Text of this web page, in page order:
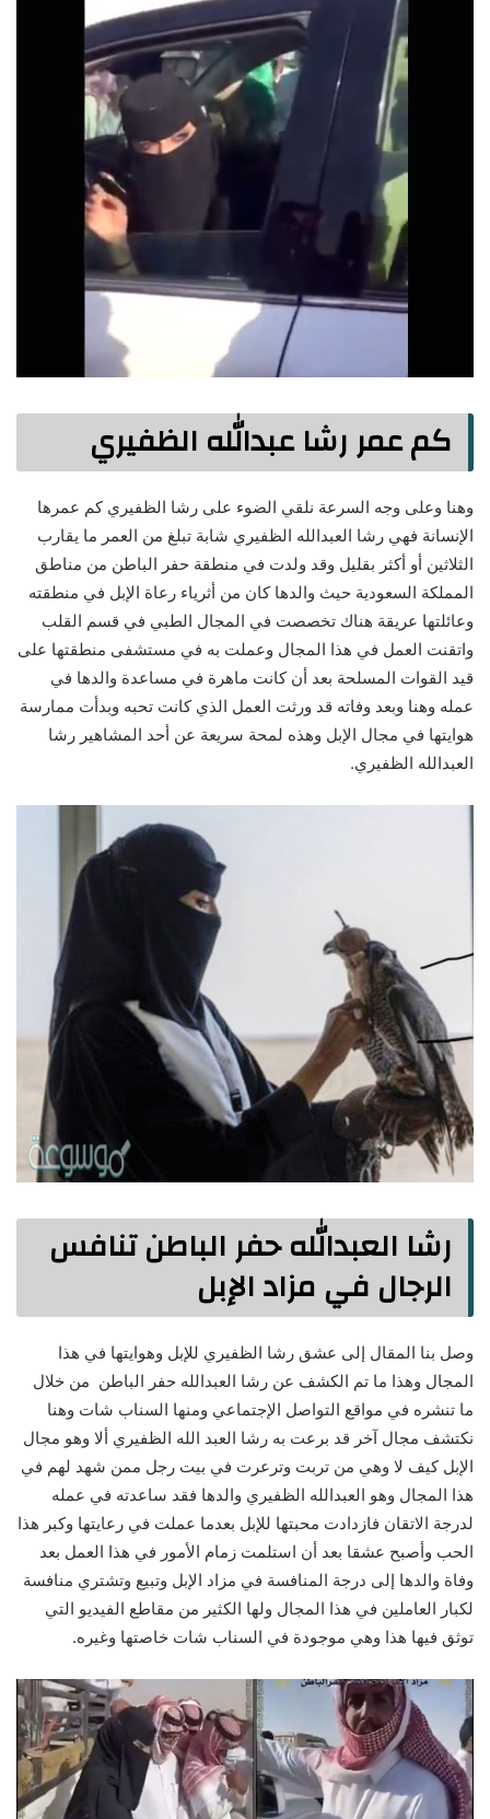
كم عمر رشا عبدالله الظفيري
وهنا وعلى وجه السرعة نلقي الضوء على رشا الظفيري كم عمرها
الإنسانة فهي رشا العبدالله الظفيري شابة تبلغ من العمر ما يقارب
الثلاثين أو أكثر بقليل وقد ولدت في منطقة حفر الباطن من مناطق
المملكة السعودية حيث والدها كان من أثرياء رعاة الإبل في منطقته
وعائلتها عريقة هناك تخصصت في المجال الطبي في قسم القلب
واتقنت العمل في هذا المجال وعملت به في مستشفى منطقتها على
قيد القوات المسلحة بعد أن كانت ماهرة في مساعدة والدها في
عمله وهنا وبعد وفاته قد ورثت العمل الذي كانت تحبه وبدأت ممارسة
هوايتها في مجال الإبل وهذه لمحة سريعة عن أحد المشاهير رشا
العبدالله الظفيري.
رشا العبدالله حفر الباطن تنافس
الرجال في مزاد الإبل
وصل بنا المقال إلى عشق رشا الظفيري للإبل وهوايتها في هذا
المجال وهذا ما تم الكشف عن رشا العبدالله حفر الباطن من خلال
ما تنشره في مواقع التواصل الإجتماعي ومنها السناب شات وهنا
نكتشف مجال آخر قد برعت به رشا العبد الله الظفيري ألا وهو مجال
الإبل كيف لا وهي من تربت وترعرت في بيت رجل ممن شهد لهم في
هذا المجال وهو العبدالله الظفيري والدها فقد ساعدته في عمله
لدرجة الاتقان فازدادت محبتها للإبل بعدما عملت في رعايتها وكبر هذا
الحب وأصبح عشقا بعد أن استلمت زمام الأمور في هذا العمل بعد
وفاة والدها إلى درجة المنافسة في مزاد الإبل وتبيع وتشتري منافسة
لكبار العاملين في هذا المجال ولها الكثير من مقاطع الفيديو التي
توثق فيها هذا وهي موجودة في السناب شات خاصتها وغيره.